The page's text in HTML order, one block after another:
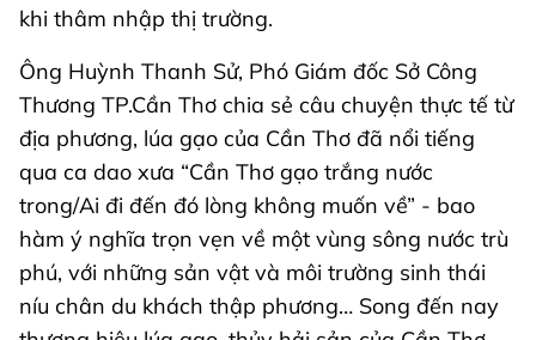
khi thâm nhập thị trường.
Ông Huỳnh Thanh Sử, Phó Giám đốc Sở Công
Thương TP.Cần Thơ chia sẻ câu chuyện thực tế từ
địa phương, lúa gạo của Cần Thơ đã nổi tiếng
qua ca dao xưa “Cần Thơ gạo trắng nước
trong/Ai đi đến đó lòng không muốn về” - bao
hàm ý nghĩa trọn vẹn về một vùng sông nước trù
phú, với những sản vật và môi trường sinh thái
níu chân du khách thập phương… Song đến nay